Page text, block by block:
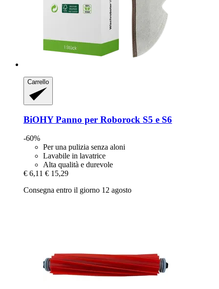
Carrello
BiOHYPanno per Roborock S5 e S6
-60%
Per una pulizia senza aloni
Lavabile in lavatrice
Alta qualità e durevole
€ 6,11 € 15,29
Consegna entro il giorno 12 agosto